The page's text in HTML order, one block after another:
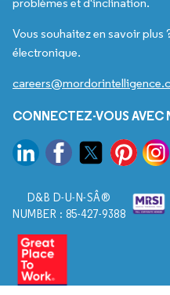
Vous souhaitez en savoir
électronique.
CONNECTEZ-VOUS AVEC
D&B D-U-N-SÂ®
NUMBER : 85-427-9388